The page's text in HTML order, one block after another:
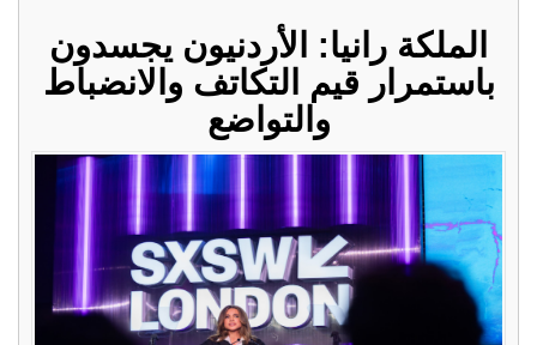
الملكة رانيا: الأردنيون يجسدون
باستمرار قيم التكاتف والانضباط
والتواضع